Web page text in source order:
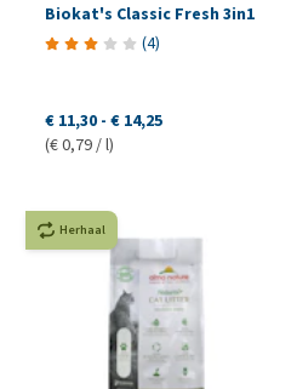
Biokat's Classic Fresh 3in1
(4)
€ 11,30 - € 14,25
(€ 0,79 / l)
Herhaal